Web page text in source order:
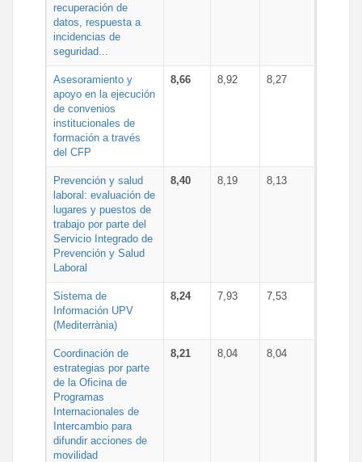
recuperación de
datos, respuesta a
incidencias de
seguridad...
Asesoramiento y
apoyo en la ejecución
de convenios
institucionales de
formación a través
del CFP
8,66 8,92 8,27
Prevención y salud
laboral: evaluación de
lugares y puestos de
trabajo por parte del
Servicio Integrado de
Prevención y Salud
Laboral
8,40 8,19 8,13
Sistema de
Información UPV
(Mediterrània)
8,24 7,93 7,53
Coordinación de
estrategias por parte
de la Oficina de
Programas
Internacionales de
Intercambio para
difundir acciones de
movilidad
8,21 8,04 8,04